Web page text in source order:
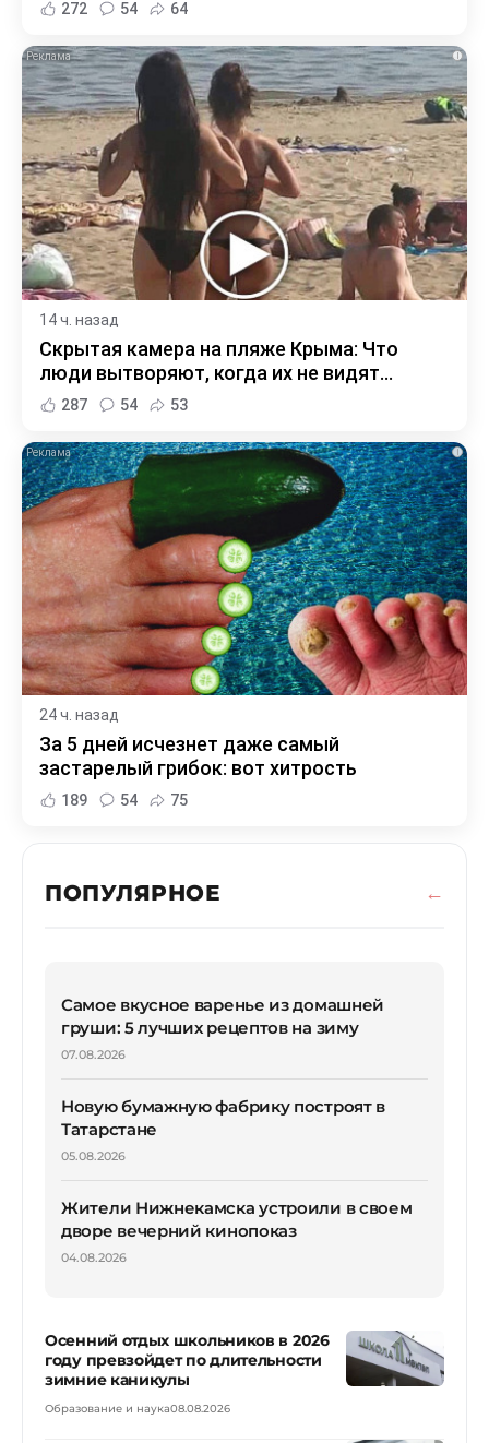
272 54 64
i
14 ч. назад
Скрытая камера на пляже Крыма: Что
люди вытворяют, когда их не видят...
287 54 53
i
24 ч. назад
За 5 дней исчезнет даже самый
застарелый грибок: вот хитрость
189 54 75
ПОПУЛЯРНОЕ
Самое вкусное варенье из домашней
груши: 5 лучших рецептов на зиму
07.08.2026
Новую бумажную фабрику построят в
Татарстане
05.08.2026
Жители Нижнекамска устроили в своем
дворе вечерний кинопоказ
04.08.2026
Осенний отдых школьников в 2026
году превзойдет по длительности
зимние каникулы
Образование и наука08.08.2026